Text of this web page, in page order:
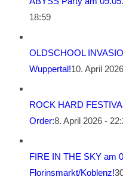
18:59
OLDSCHOOL
Wuppertal!10. April
ROCK HARD
Order:8. April 2026 -
FIRE IN THE SKY am
Florinsmarkt/Koblenz!